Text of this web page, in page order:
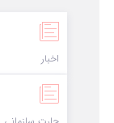
اخبار